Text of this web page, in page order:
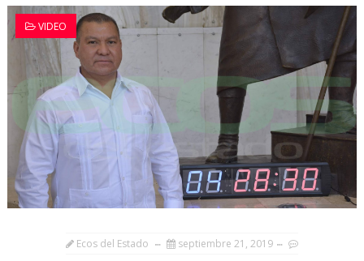
VIDEO
Ecos del Estado septiembre 21, 2019